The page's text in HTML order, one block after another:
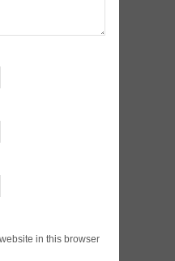
in this browser